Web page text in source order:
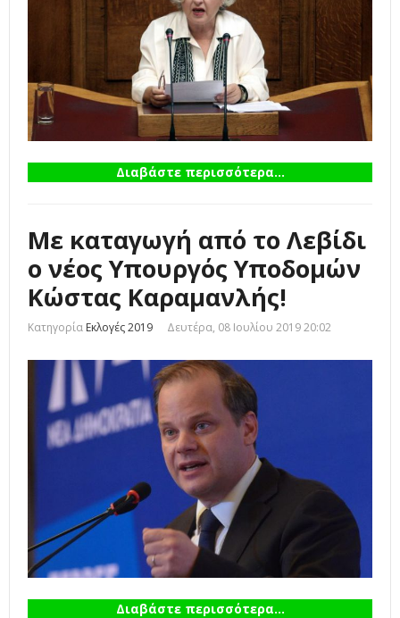
Διαβάστε περισσότερα...
Με καταγωγή από το Λεβίδι
ο νέος Υπουργός Υποδομών
Κώστας Καραμανλής!
Κατηγορία Εκλογές 2019 Δευτέρα, 08 Ιουλίου 2019 20:02
Διαβάστε περισσότερα...